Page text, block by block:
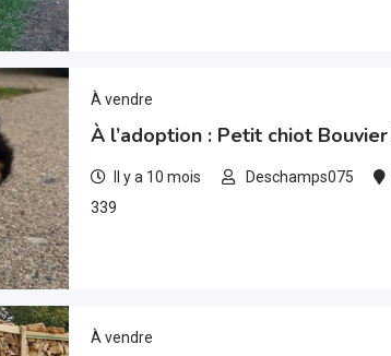
À vendre
À l’adoption : Petit chiot
Il y a 10 mois Deschamps075
339
À vendre